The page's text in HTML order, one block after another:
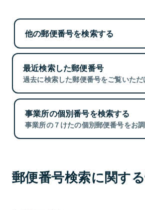
他の郵便番号を検索する
最近検索した郵便番号
過去に検索した郵便番号をご覧いただ
事業所の個別番号を検索する
事業所の７けたの個別郵便番号をお調
郵便番号検索に関す